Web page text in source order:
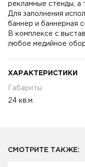
рекламные стенды, а
Для заполнения
баннер и баннерная
В комплексе с
любое медийное
ХАРАКТЕРИСТИКИ
Габариты:
24 кв.м.
СМОТРИТЕ ТАКЖЕ: